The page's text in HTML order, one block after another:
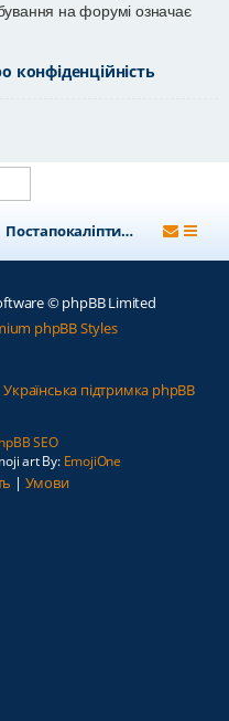
на форумі означає
конфіденційність
Постапокаліптичний форум
© phpBB Limited
phpBB Styles
Українська підтримка phpBB
SEO
art By: EmojiOne
| Умови